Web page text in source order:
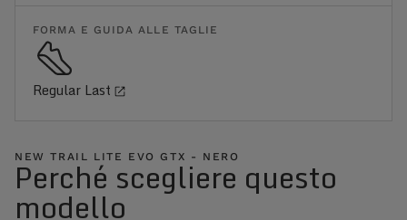
FORMA E GUIDA ALLE TAGLIE
Regular Last
NEW TRAIL LITE EVO GTX - NERO
Perché scegliere questo
modello